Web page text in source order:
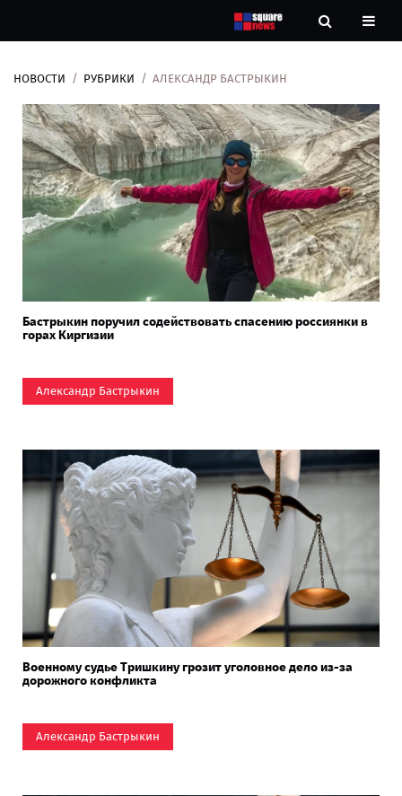
Рубрики
Контакты
О
нас
НОВОСТИ РУБРИКИ АЛЕКСАНДР БАСТРЫКИН
Бастрыкин поручил содействовать спасению россиянки в
горах Киргизии
Александр Бастрыкин
Военному судье Тришкину грозит уголовное дело из-за
дорожного конфликта
Александр Бастрыкин